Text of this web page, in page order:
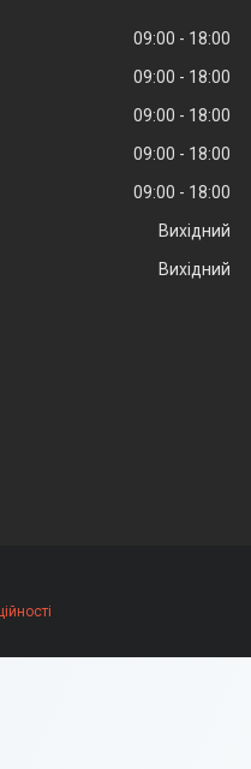
09:00
18:00
09:00
18:00
09:00
18:00
09:00
18:00
09:00
18:00
Вихідний
Вихідний